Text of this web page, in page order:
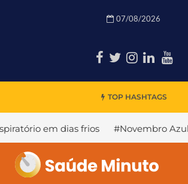
07/08/2026
TOP HASHTAGS
frios #Novembro Azul: diagnóstico